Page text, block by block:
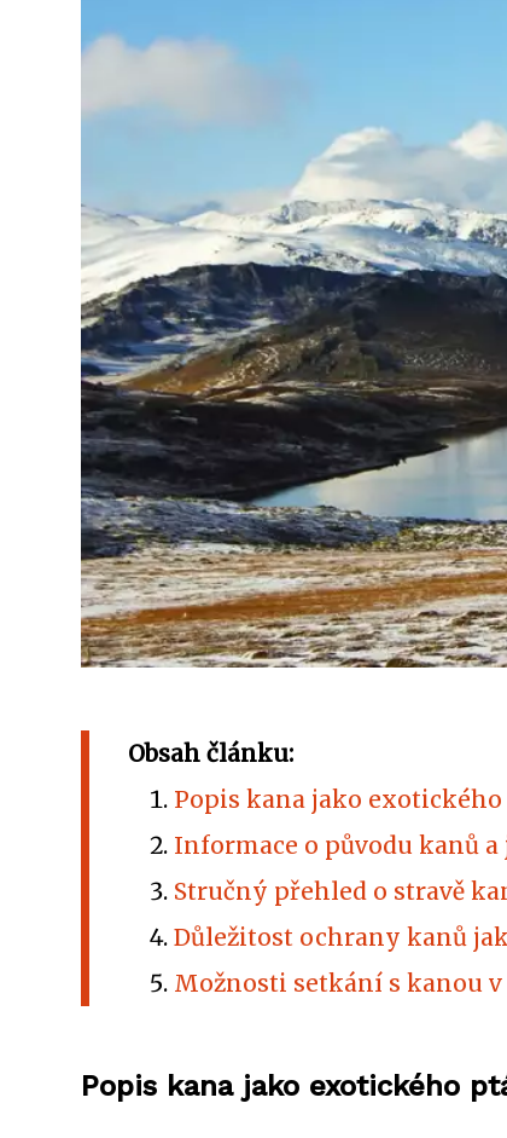
Obsah článku:
Popis kana jako
Informace o původu kanů
Stručný přehled o stravě
Důležitost ochrany kanů
Možnosti setkání s kanou
Popis kana jako exotického